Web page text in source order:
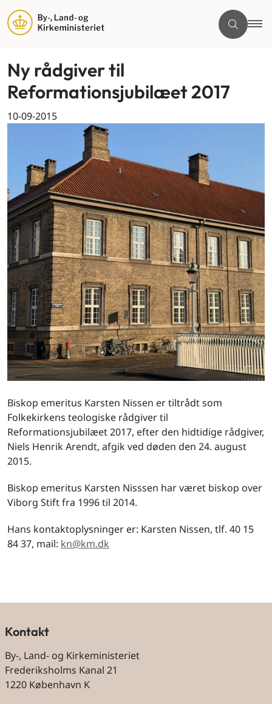
Ny rådgiver til
Reformationsjubilæet 2017
10-09-2015
Biskop emeritus Karsten Nissen er tiltrådt som
Folkekirkens teologiske rådgiver til
Reformationsjubilæet 2017, efter den hidtidige rådgiver,
Niels Henrik Arendt, afgik ved døden den 24. august
2015.
Biskop emeritus Karsten Nisssen har været biskop over
Viborg Stift fra 1996 til 2014.
Hans kontaktoplysninger er: Karsten Nissen, tlf. 40 15
84 37, mail: kn@km.dk
Kontakt
By-, Land- og Kirkeministeriet
Frederiksholms Kanal 21
1220 København K